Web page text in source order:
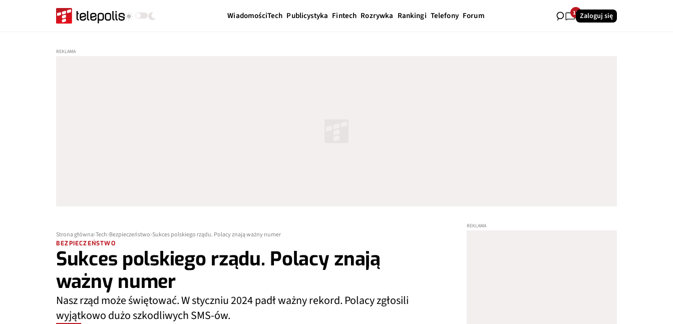
WiadomościTech Publicystyka Fintech Rozrywka Rankingi Telefony Forum 12Zaloguj się
Strona główna Tech Bezpieczeństwo Sukces polskiego rządu. Polacy znają ważny numer
BEZPIECZEŃSTWO
Sukces polskiego rządu. Polacy znają
ważny numer
Nasz rząd może świętować. W styczniu 2024 padł ważny rekord. Polacy zgłosili
wyjątkowo dużo szkodliwych SMS-ów.